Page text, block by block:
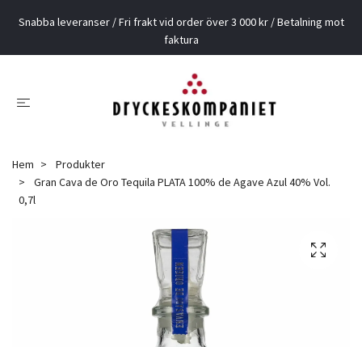
Snabba leveranser / Fri frakt vid order över 3 000 kr / Betalning mot
faktura
Hem
Produkter
Gran Cava de Oro Tequila PLATA 100% de Agave Azul 40% Vol.
0,7l